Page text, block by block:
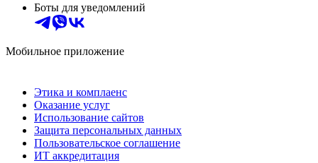
Боты для уведомлений
Мобильное приложение
Этика и комплаенс
Оказание услуг
Использование сайтов
Защита персональных данных
Пользовательское соглашение
ИТ аккредитация